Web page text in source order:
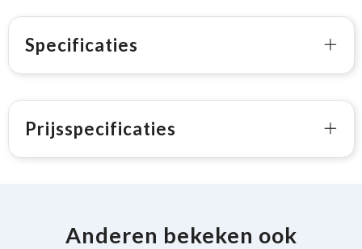
Specificaties
Prijsspecificaties
Anderen bekeken ook